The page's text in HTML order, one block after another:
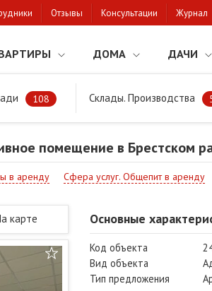
Отзывы Консультации Журнал
ДОМА ДАЧИ
108 Склады. Производства
Административное помещение в Брестском
помещение в Брестском
в аренду Сфера услуг. Общепит в аренду
карте Основные
Код объекта
Вид объекта
Тип предложения